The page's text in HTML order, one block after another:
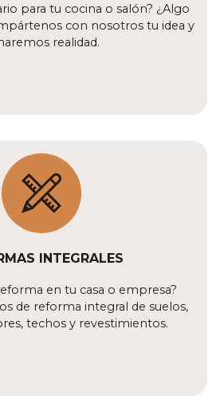
para tu cocina o salón? ¿Algo
con nosotros tu idea y
realidad.
INTEGRALES
en tu casa o empresa?
de reforma integral de suelos,
techos y revestimientos.